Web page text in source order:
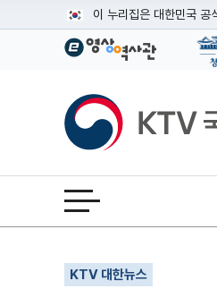
이 누리집은 대한민국 공
공식 누리집 주소 확인
이밖에 or.kr 또는 .kr등 다
운영중인 공식 누리집보기
KTV국민방송
전체메뉴 열기
KTV 대한뉴스
기사인쇄
글자확대
글자축소